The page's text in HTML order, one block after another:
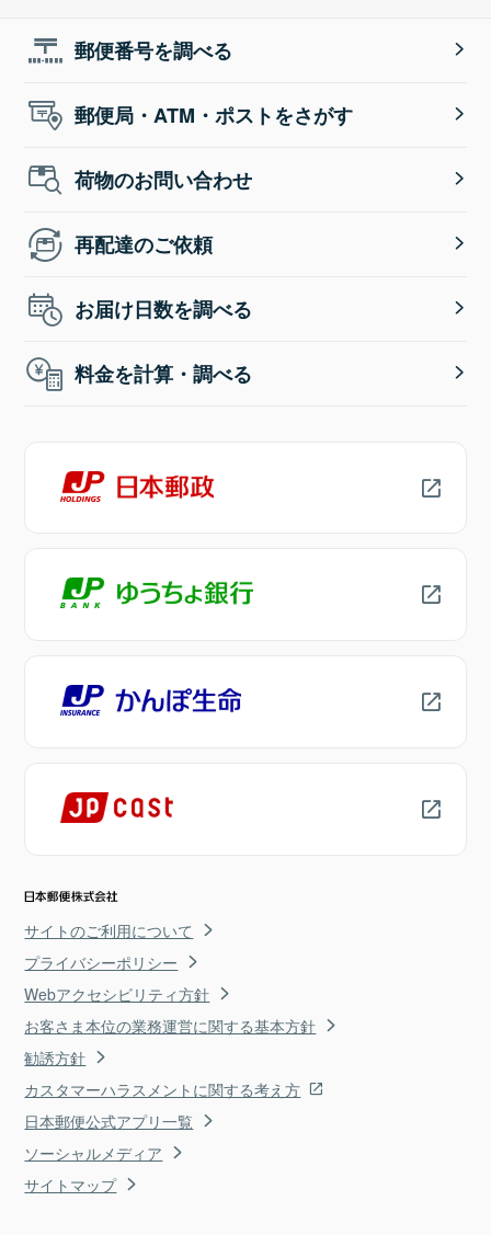
郵便番号を調べる
郵便局・ATM・ポストをさがす
荷物のお問い合わせ
再配達のご依頼
お届け日数を調べる
料金を計算・調べる
サイトのご利用について
プライバシーポリシー
Webアクセシビリティ方針
お客さま本位の業務運営に関する基本方針
勧誘方針
カスタマーハラスメントに関する考え方
日本郵便公式アプリ一覧
ソーシャルメディア
サイトマップ